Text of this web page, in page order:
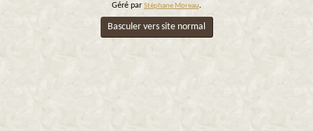
Géré par Stéphane Moreau.
Basculer vers site normal